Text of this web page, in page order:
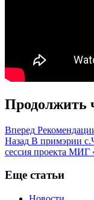
Продолжить
Вперед
Назад В примэрии
сессия проекта МИГ
Еще статьи